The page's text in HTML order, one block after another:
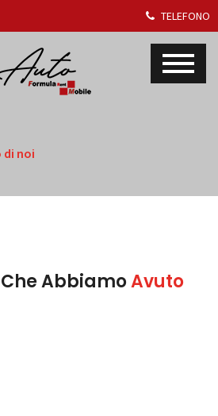
TELEFONO
di noi
AbbiamoAvuto